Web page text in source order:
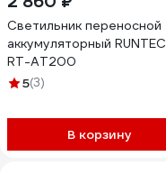
Светильник переносной
аккумуляторный RUNTEC
RT-AT200
5(3)
В корзину